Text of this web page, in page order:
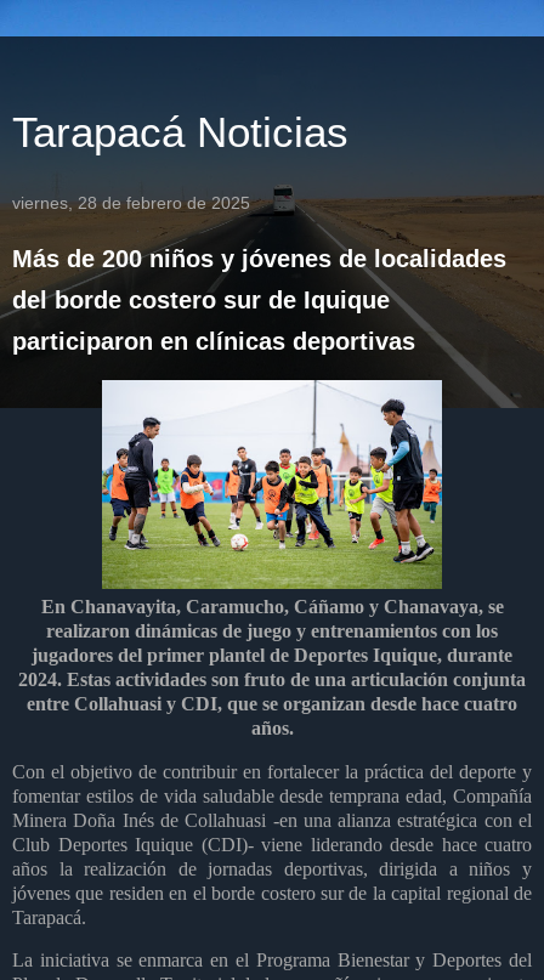
Tarapacá Noticias
viernes, 28 de febrero de 2025
Más de 200 niños y jóvenes de localidades
del borde costero sur de Iquique
participaron en clínicas deportivas
En Chanavayita, Caramucho, Cáñamo y Chanavaya, se
realizaron dinámicas de juego y entrenamientos con los
jugadores del primer plantel de Deportes Iquique, durante
2024. Estas actividades son fruto de una articulación conjunta
entre Collahuasi y CDI, que se organizan desde hace cuatro
años.
Con el objetivo de contribuir en fortalecer la práctica del deporte y
fomentar estilos de vida saludable desde temprana edad, Compañía
Minera Doña Inés de Collahuasi -en una alianza estratégica con el
Club Deportes Iquique (CDI)- viene liderando desde hace cuatro
años la realización de jornadas deportivas, dirigida a niños y
jóvenes que residen en el borde costero sur de la capital regional de
Tarapacá.
La iniciativa se enmarca en el Programa Bienestar y Deportes del